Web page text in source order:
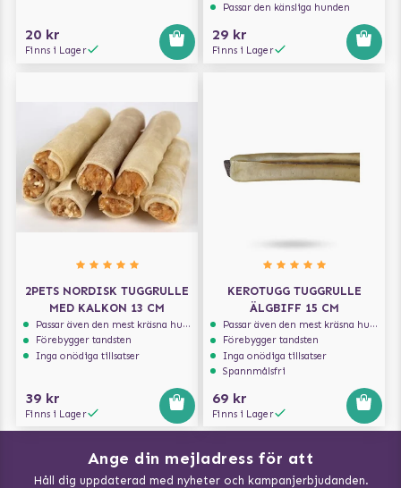
20 kr
Finns i Lager
Passar den känsliga hunden
29 kr
Finns i Lager
2PETS NORDISK TUGGRULLE
MED KALKON 13 CM
Passar även den mest kräsna hunden
Förebygger tandsten
Inga onödiga tillsatser
39 kr
Finns i Lager
KEROTUGG TUGGRULLE
ÄLGBIFF 15 CM
Passar även den mest kräsna hunden
Förebygger tandsten
Inga onödiga tillsatser
Spannmålsfri
69 kr
Finns i Lager
Ange din mejladress för att
Håll dig uppdaterad med nyheter och kampanjerbjudanden.
Vad kan hundar äta?